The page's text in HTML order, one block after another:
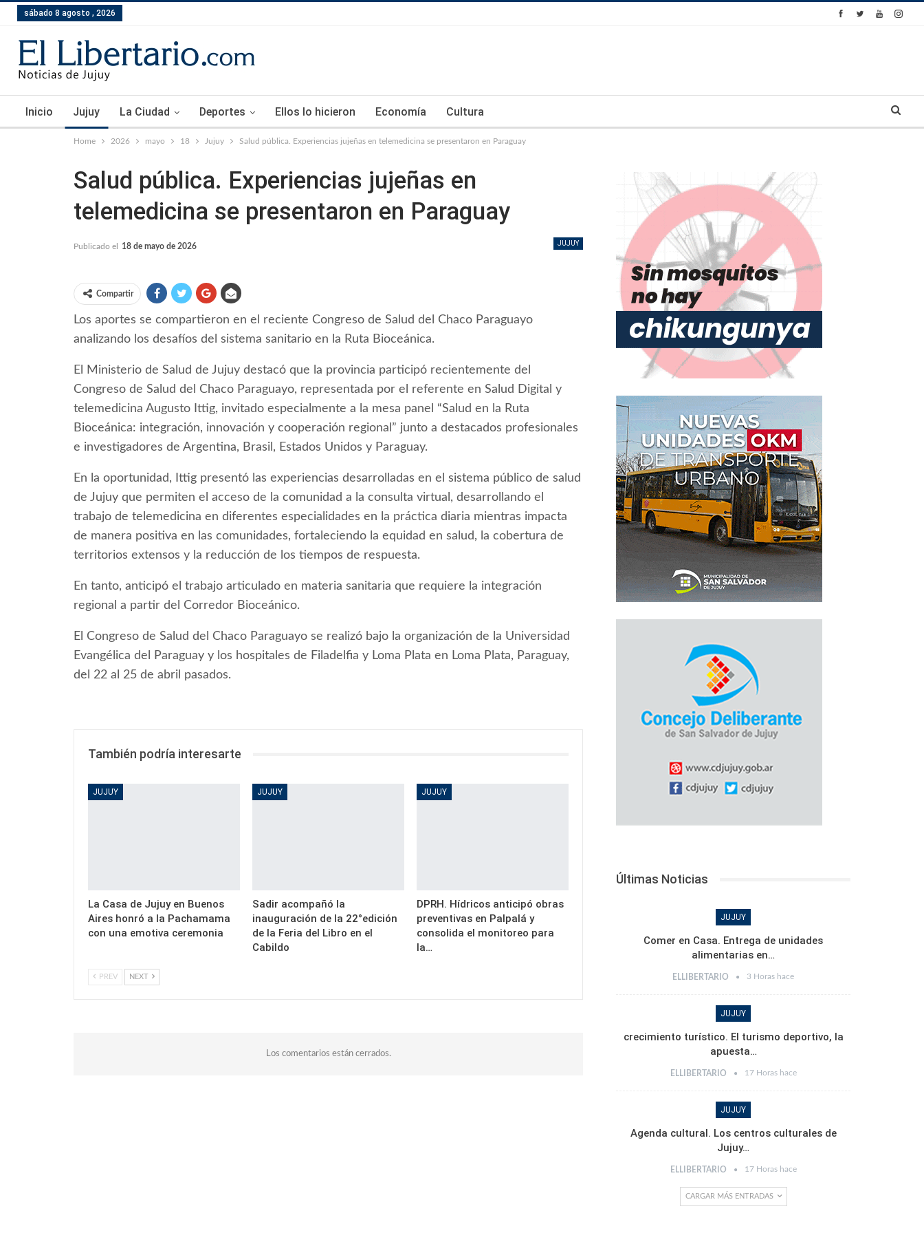
sábado 8 agosto , 2026
Inicio Jujuy La Ciudad Deportes Ellos lo hicieron Economía Cultura
Home 2026 mayo 18 Jujuy Salud pública. Experiencias jujeñas en telemedicina se presentaron en Paraguay
Salud pública. Experiencias jujeñas en
telemedicina se presentaron en Paraguay
JUJUY
Publicado el 18 de mayo de 2026
Compartir
Los aportes se compartieron en el reciente Congreso de Salud del Chaco Paraguayo
analizando los desafíos del sistema sanitario en la Ruta Bioceánica.
El Ministerio de Salud de Jujuy destacó que la provincia participó recientemente del
Congreso de Salud del Chaco Paraguayo, representada por el referente en Salud Digital y
telemedicina Augusto Ittig, invitado especialmente a la mesa panel “Salud en la Ruta
Bioceánica: integración, innovación y cooperación regional” junto a destacados profesionales
e investigadores de Argentina, Brasil, Estados Unidos y Paraguay.
En la oportunidad, Ittig presentó las experiencias desarrolladas en el sistema público de salud
de Jujuy que permiten el acceso de la comunidad a la consulta virtual, desarrollando el
trabajo de telemedicina en diferentes especialidades en la práctica diaria mientras impacta
de manera positiva en las comunidades, fortaleciendo la equidad en salud, la cobertura de
territorios extensos y la reducción de los tiempos de respuesta.
En tanto, anticipó el trabajo articulado en materia sanitaria que requiere la integración
regional a partir del Corredor Bioceánico.
El Congreso de Salud del Chaco Paraguayo se realizó bajo la organización de la Universidad
Evangélica del Paraguay y los hospitales de Filadelfia y Loma Plata en Loma Plata, Paraguay,
del 22 al 25 de abril pasados.
También podría interesarte
JUJUY
La Casa de Jujuy en Buenos
Aires honró a la Pachamama
con una emotiva ceremonia
JUJUY
Sadir acompañó la
inauguración de la 22°edición
de la Feria del Libro en el
Cabildo
JUJUY
DPRH. Hídricos anticipó obras
preventivas en Palpalá y
consolida el monitoreo para
la…
PREV NEXT
Los comentarios están cerrados.
Últimas Noticias
JUJUY
Comer en Casa. Entrega de unidades
alimentarias en…
ELLIBERTARIO 3 Horas hace
JUJUY
crecimiento turístico. El turismo deportivo, la
apuesta…
ELLIBERTARIO 17 Horas hace
JUJUY
Agenda cultural. Los centros culturales de
Jujuy…
ELLIBERTARIO 17 Horas hace
CARGAR MÁS ENTRADAS